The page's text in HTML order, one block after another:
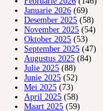
Januarie 2026 (69)
Desember 2025 (58)
November 2025 (54)
Oktober 2025 (53)
September 2025 (47)
Augustus 2025 (84)
Julie 2025 (88)
Junie 2025 (52)
Mei 2025 (73)
April 2025 (58)
Maart 2025 (59)